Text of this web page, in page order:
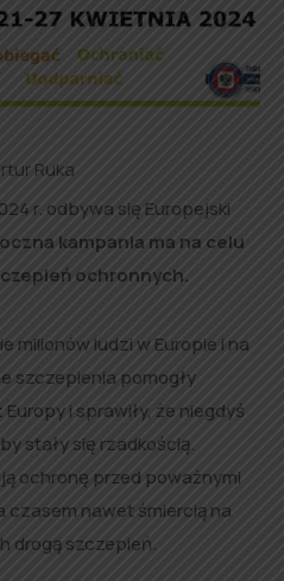
Ruka
r. odbywa się Europejski
kampania ma na celu
ochronnych.
milionów ludzi w Europie i na
szczepienia pomogły
i sprawiły, że niegdyś
stały się rzadkością.
ochronę przed poważnymi
czasem nawet śmiercią na
drogą szczepień.